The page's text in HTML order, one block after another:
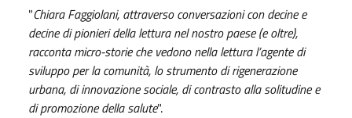
"Chiara Faggiolani, attraverso conversazioni con decine e
decine di pionieri della lettura nel nostro paese (e oltre),
racconta micro-storie che vedono nella lettura l’agente di
sviluppo per la comunità, lo strumento di rigenerazione
urbana, di innovazione sociale, di contrasto alla solitudine e
di promozione della salute".